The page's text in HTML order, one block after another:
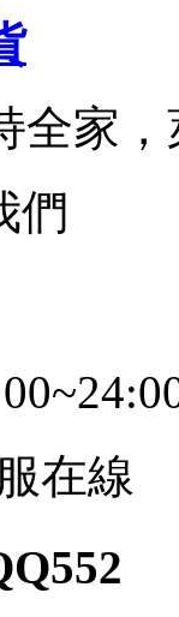
全家
們
在線